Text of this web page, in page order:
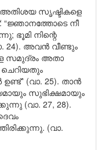
അതിശയ സൃഷ്ടികളെ
നീ
ഭൂമി നിന്റെ
24). അവൻ വീണ്ടും
സമുദ്രം അതാ
(വാ. 25). താൻ
സുഭിക്ഷമായും
(വാ. 27, 28).
(വാ.